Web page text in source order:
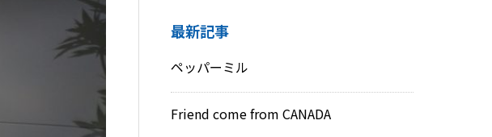
最新記事
ペッパーミル
Friend come from CANADA